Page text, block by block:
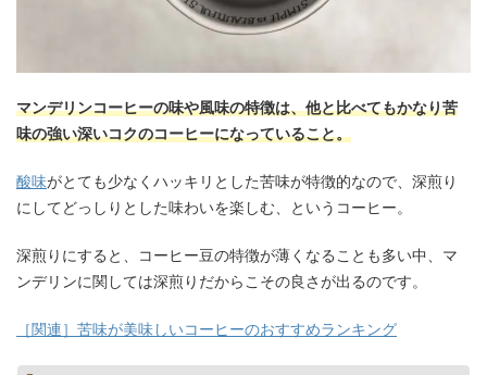
マンデリンコーヒーの味や風味の特徴は、他と比べてもかなり苦
味の強い深いコクのコーヒーになっていること。
酸味がとても少なくハッキリとした苦味が特徴的なので、深煎り
にしてどっしりとした味わいを楽しむ、というコーヒー。
深煎りにすると、コーヒー豆の特徴が薄くなることも多い中、マ
ンデリンに関しては深煎りだからこその良さが出るのです。
［関連］苦味が美味しいコーヒーのおすすめランキング